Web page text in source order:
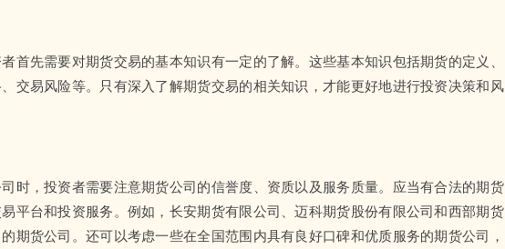
首先需要对期货交易的基本知识有一定的了解。这些基本知识包括期货的定义、
交易风险等。只有深入了解期货交易的相关知识，才能更好地进行投资决策和风
时，投资者需要注意期货公司的信誉度、资质以及服务质量。应当有合法的期货
平台和投资服务。例如，长安期货有限公司、迈科期货股份有限公司和西部期货
期货公司。还可以考虑一些在全国范围内具有良好口碑和优质服务的期货公司，